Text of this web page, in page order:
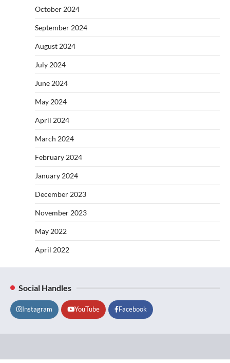
October 2024
September 2024
August 2024
July 2024
June 2024
May 2024
April 2024
March 2024
February 2024
January 2024
December 2023
November 2023
May 2022
April 2022
Social Handles
Instagram YouTube Facebook